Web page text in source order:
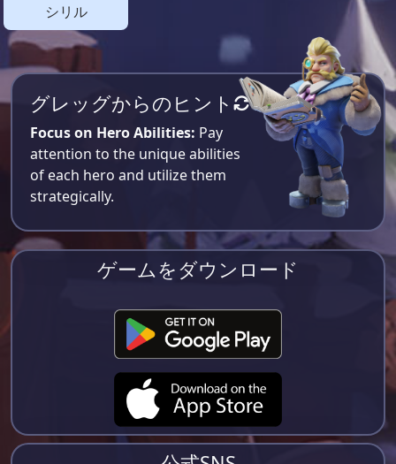
シリル
グレッグからのヒント
Focus on Hero Abilities: Pay
attention to the unique abilities
of each hero and utilize them
strategically.
ゲームをダウンロード